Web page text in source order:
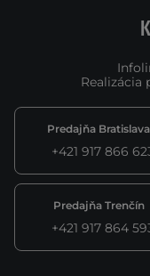
Realizácia
Predajňa Bratislava
+421 917 866
Predajňa Trenčín
+421 917 864